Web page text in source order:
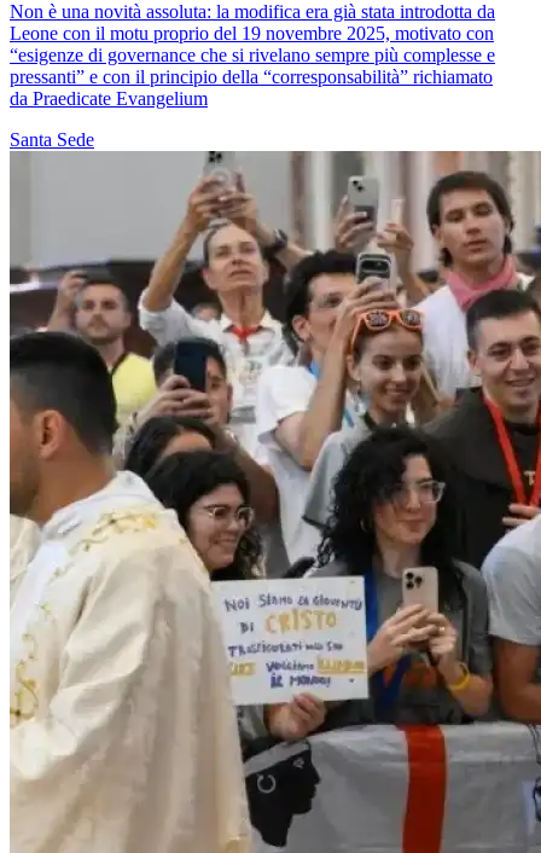
Non è una novità assoluta: la modifica era già stata introdotta da
Leone con il motu proprio del 19 novembre 2025, motivato con
“esigenze di governance che si rivelano sempre più complesse e
pressanti” e con il principio della “corresponsabilità” richiamato
da Praedicate Evangelium
Santa Sede